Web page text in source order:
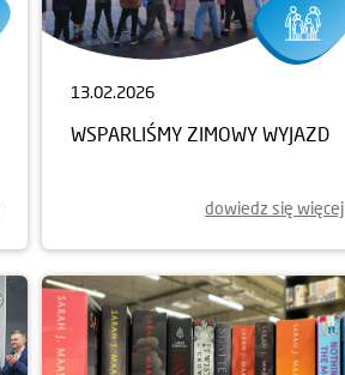
13.02.2026
WSPARLIŚMY ZIMOWY WYJAZD
dowiedz się więcej